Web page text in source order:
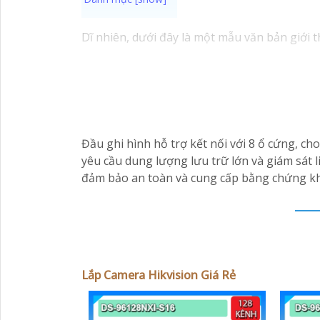
Dĩ nhiên, dưới đây là một mẫu văn bản giới
Chúng tôi xin trân trọng giới thiệu đến quý
Với kinh nghiệm lâu năm trong lĩnh vực
Camera của Hikvision được biết đến là
tiên tiến, camera Hikvision không chỉchắc
Nếu quý vị quan tâm đến việc lắp đặt
Đầu ghi hình hỗ trợ kết nối với 8 ổ cứng,
yêu cầu dung lượng lưu trữ lớn và giám sát
đảm bảo an toàn và cung cấp bằng chứng
Lắp Camera Hikvision Giá Rẻ